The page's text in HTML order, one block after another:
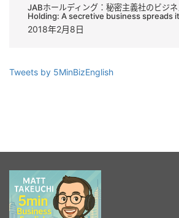
JABホールディング：秘密主義社のビジ
Holding: A secretive business spreads
2018年2月8日
Tweets by 5MinBizEnglish